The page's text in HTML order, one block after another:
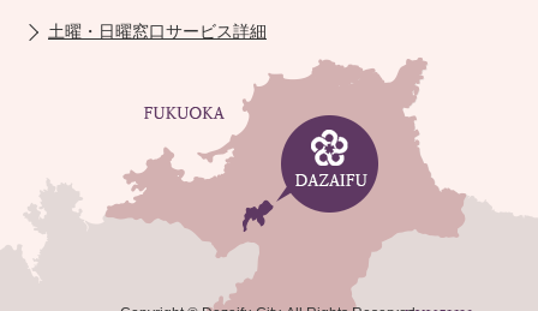
土曜・日曜窓口サービス詳細